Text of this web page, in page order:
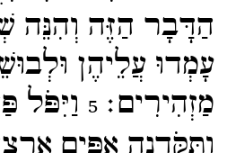
הַדָּבָר הַזֶּה וְהִנֵּה
עָמְדוּ עֲלֵיהֶן
מַזְהִירִים׃5 וַיִּפֹּל
וַתִּקֹּדְנָה אַפַּיִם